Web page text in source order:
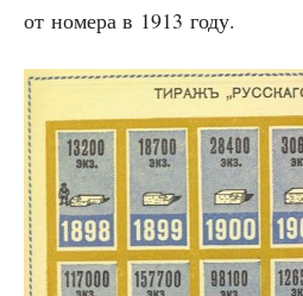
от номе­ра в 1913 году.